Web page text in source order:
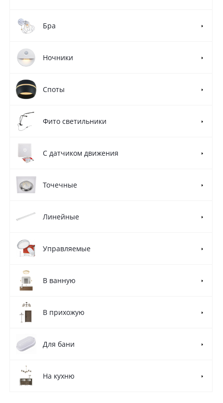
Бра
Ночники
Споты
Фито светильники
С датчиком движения
Точечные
Линейные
Управляемые
В ванную
В прихожую
Для бани
На кухню